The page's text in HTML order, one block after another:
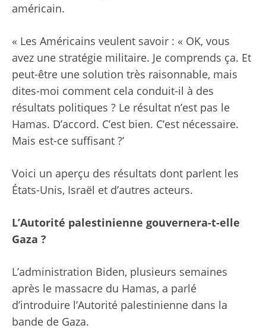
américain.
« Les Américains veulent savoir : « OK, vous
avez une stratégie militaire. Je comprends ça. Et
peut-être une solution très raisonnable, mais
dites-moi comment cela conduit-il à des
résultats politiques ? Le résultat n’est pas le
Hamas. D’accord. C’est bien. C’est nécessaire.
Mais est-ce suffisant ?’
Voici un aperçu des résultats dont parlent les
États-Unis, Israël et d’autres acteurs.
L’Autorité palestinienne gouvernera-t-elle
Gaza ?
L’administration Biden, plusieurs semaines
après le massacre du Hamas, a parlé
d’introduire l’Autorité palestinienne dans la
bande de Gaza.